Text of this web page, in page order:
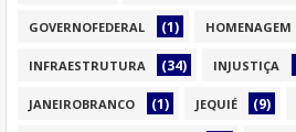
GOVERNOFEDERAL (1) HOMENAGEM
INFRAESTRUTURA (34) INJUSTIÇA
JANEIROBRANCO (1) JEQUIÉ (9)